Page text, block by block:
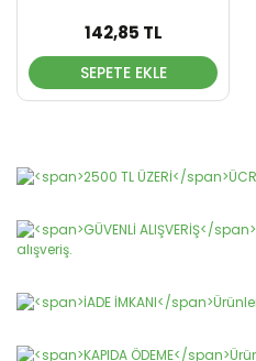
142,85 TL
SEPETE EKLE